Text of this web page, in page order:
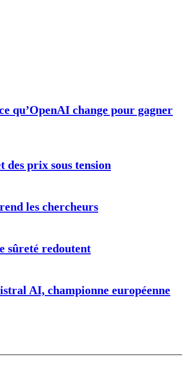
qu’OpenAI change pour gagner
des prix sous tension
les chercheurs
sûreté redoutent
AI, championne européenne